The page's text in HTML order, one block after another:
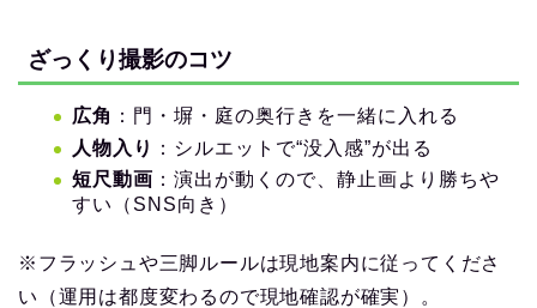
ざっくり撮影のコツ
広角 ：門・塀・庭の奥行きを一緒に入れる
人物入り
：シルエットで“没入感”が出る
短尺動画 ：演出が動くので、静止画より勝ちや
すい（SNS向き）
※フラッシュや三脚ルールは現地案内に従ってくださ
い（運用は都度変わるので現地確認が確実）。